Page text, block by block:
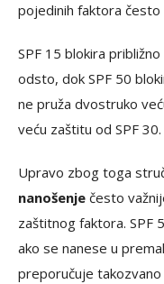
pojedinih faktora često
SPF 15 blokira
odsto, dok SPF 50
ne pruža dvostruko
veću zaštitu od SPF 30.
Upravo zbog toga
nanošenje često
zaštitnog faktora. SPF
ako se nanese u
preporučuje